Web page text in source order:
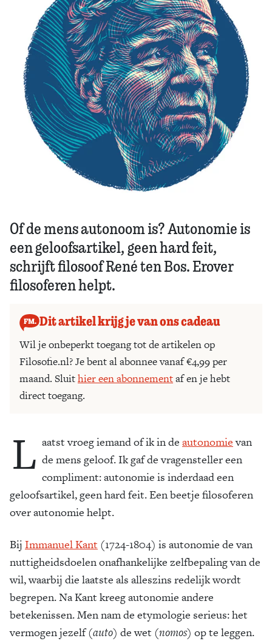
Zoek
Of de mens autonoom is? Autonomie is
een geloofsartikel, geen hard feit,
schrijft filosoof René ten Bos. Erover
filosoferen helpt.
Dit artikel krijg je van ons cadeau
Wil je onbeperkt toegang tot de artikelen op
Filosofie.nl? Je bent al abonnee vanaf €4,99 per
maand. Sluithier een abonnementaf en je hebt
direct toegang.
L aatst vroeg iemand of ik in de autonomievan
de mens geloof. Ik gaf de vragensteller een
compliment: autonomie is inderdaad een
geloofsartikel, geen hard feit. Een beetje filosoferen
over autonomie helpt.
Bij Immanuel Kant (1724-1804) is autonomie de van
nuttigheidsdoelen onafhankelijke zelfbepaling van de
wil, waarbij die laatste als alleszins redelijk wordt
begrepen. Na Kant kreeg autonomie andere
betekenissen. Men nam de etymologie serieus: het
vermogen jezelf (auto) de wet (nomos) op te leggen.